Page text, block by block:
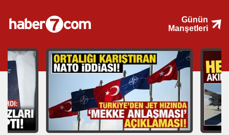
Günün
Manşetleri